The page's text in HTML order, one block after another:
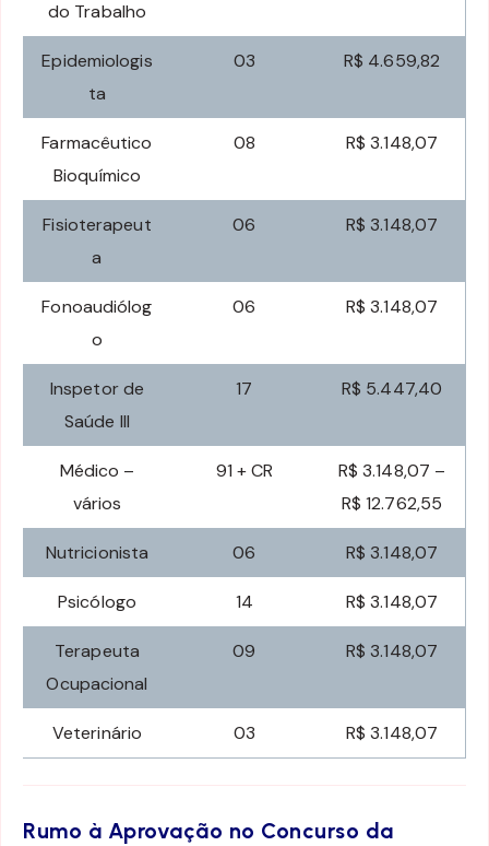
do Trabalho
Epidemiologis
ta
03 R$ 4.659,82
Farmacêutico
Bioquímico
08 R$ 3.148,07
Fisioterapeut
a
06 R$ 3.148,07
Fonoaudiólog
o
06 R$ 3.148,07
Inspetor de
Saúde III
17 R$ 5.447,40
Médico –
vários
91 + CR
R$ 3.148,07 –
R$ 12.762,55
Nutricionista 06 R$ 3.148,07
Psicólogo 14 R$ 3.148,07
Terapeuta
Ocupacional
09 R$ 3.148,07
Veterinário 03 R$ 3.148,07
Rumo à Aprovação no Concurso da